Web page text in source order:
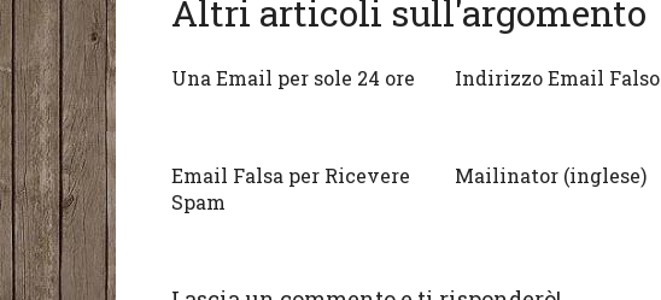
Altri articoli sull'argomento
Una Email per sole 24 ore Indirizzo Email Falso
Email Falsa per Ricevere
Spam
Mailinator (inglese)